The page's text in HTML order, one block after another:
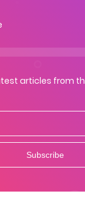
articles from